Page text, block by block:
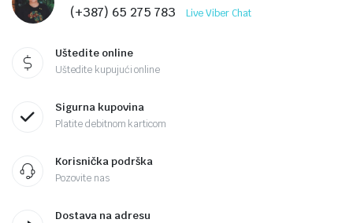
(+387) 65 275 783 Live Viber Chat
Uštedite online
Uštedite kupujući online
Sigurna kupovina
Platite debitnom karticom
Korisnička podrška
Pozovite nas
Dostava na adresu